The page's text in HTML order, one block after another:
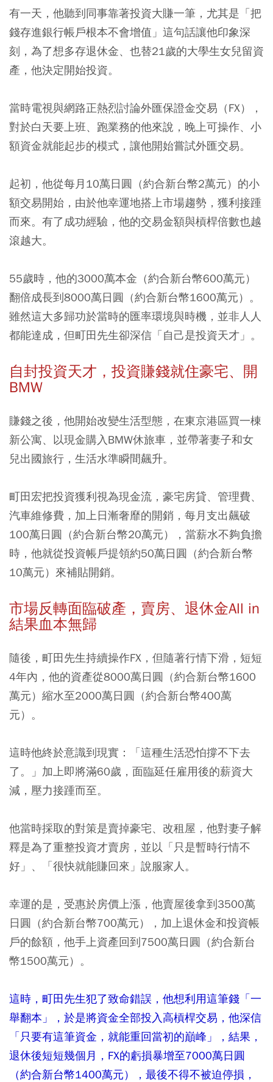
有一天，他聽到同事靠著投資大賺一筆，尤其是「把
錢存進銀行帳戶根本不會增值」這句話讓他印象深
刻，為了想多存退休金、也替21歲的大學生女兒留資
產，他決定開始投資。
當時電視與網路正熱烈討論外匯保證金交易（FX），
對於白天要上班、跑業務的他來說，晚上可操作、小
額資金就能起步的模式，讓他開始嘗試外匯交易。
起初，他從每月10萬日圓（約合新台幣2萬元）的小
額交易開始，由於他幸運地搭上市場趨勢，獲利接踵
而來。有了成功經驗，他的交易金額與槓桿倍數也越
滾越大。
55歲時，他的3000萬本金（約合新台幣600萬元）
翻倍成長到8000萬日圓（約合新台幣1600萬元）。
雖然這大多歸功於當時的匯率環境與時機，並非人人
都能達成，但町田先生卻深信「自己是投資天才」。
自封投資天才，投資賺錢就住豪宅、開
BMW
賺錢之後，他開始改變生活型態，在東京港區買一棟
新公寓、以現金購入BMW休旅車，並帶著妻子和女
兒出國旅行，生活水準瞬間飆升。
町田宏把投資獲利視為現金流，豪宅房貸、管理費、
汽車維修費，加上日漸奢靡的開銷，每月支出飆破
100萬日圓（約合新台幣20萬元），當薪水不夠負擔
時，他就從投資帳戶提領約50萬日圓（約合新台幣
10萬元）來補貼開銷。
市場反轉面臨破產，賣房、退休金All in
結果血本無歸
隨後，町田先生持續操作FX，但隨著行情下滑，短短
4年內，他的資產從8000萬日圓（約合新台幣1600
萬元）縮水至2000萬日圓（約合新台幣400萬
元）。
這時他終於意識到現實：「這種生活恐怕撐不下去
了。」加上即將滿60歲，面臨延任雇用後的薪資大
減，壓力接踵而至。
他當時採取的對策是賣掉豪宅、改租屋，他對妻子解
釋是為了重整投資才賣房，並以「只是暫時行情不
好」、「很快就能賺回來」說服家人。
幸運的是，受惠於房價上漲，他賣屋後拿到3500萬
日圓（約合新台幣700萬元），加上退休金和投資帳
戶的餘額，他手上資產回到7500萬日圓（約合新台
幣1500萬元）。
這時，町田先生犯了致命錯誤，他想利用這筆錢「一
舉翻本」，於是將資金全部投入高槓桿交易，他深信
「只要有這筆資金，就能重回當初的巔峰」，結果，
退休後短短幾個月，FX的虧損暴增至7000萬日圓
（約合新台幣1400萬元），最後不得不被迫停損，